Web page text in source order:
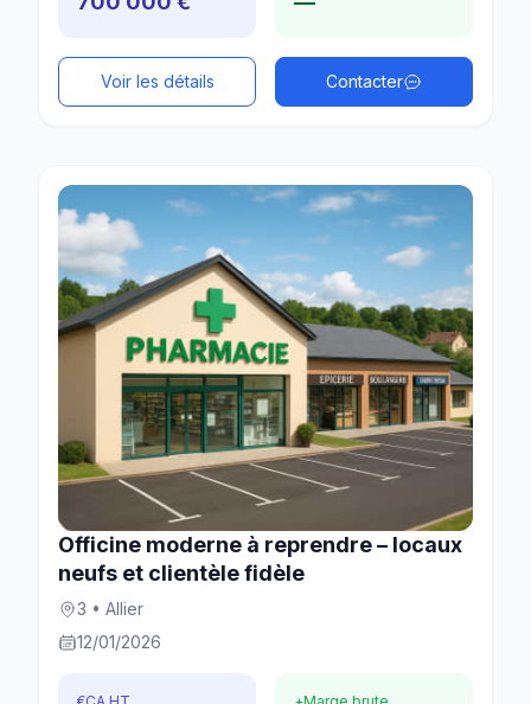
Voir les détails Contacter
Officine moderne à reprendre – locaux
neufs et clientèle fidèle
3 • Allier
12/01/2026